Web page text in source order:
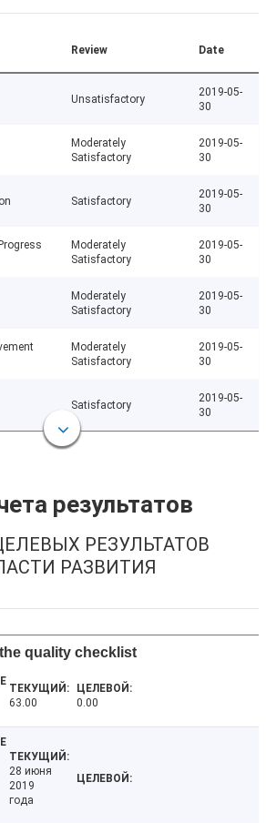
Review Date
Unsatisfactory
2019-05-
30
Moderately
Satisfactory
2019-05-
30
Satisfactory
2019-05-
30
Moderately
Satisfactory
2019-05-
30
Moderately
Satisfactory
2019-05-
30
Moderately
Satisfactory
2019-05-
30
Satisfactory
2019-05-
30
результатов
РЕЗУЛЬТАТОВ
РАЗВИТИЯ
quality checklist
63.00 0.00
28 июня
2019
года